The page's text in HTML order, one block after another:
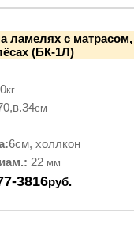
ламелях с матрасом,
(БК-1Л)
кг
см
6см, холлкон
22 мм
3816руб.